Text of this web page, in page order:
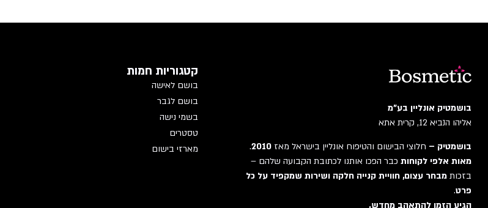
בושמטיק אונליין בע"מ
אליהו הנביא 12, קרית אתא
בושמטיק – חלוצי הבישום והטיפוח אונליין בישראל מאז 2010
.
מאות אלפי לקוחות כבר הפכו אותנו לכתובת הקבועה שלהם –
בזכות מבחר עצום, חוויית קנייה חלקה ושירות שמקפיד על כל
פרט.
הגיע הזמן להתאהב מחדש.
קטגוריות חמות
בושם לאישה
בושם לגבר
בשמי נישה
טסטרים
מארזי בישום